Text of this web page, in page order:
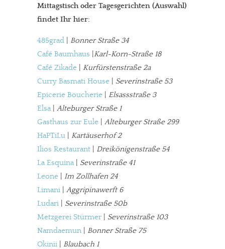
Mittagstisch oder Tagesgerichten (Auswahl)
findet Ihr hier:
485grad
Bonner Straße 34
Café Baumhaus Karl-Korn-Straße 18
Café Zikade
Kurfürstenstraße 2a
Curry Basmati House
Severinstraße 53
Epicerie Boucherie
Elsassstraße 3
Elsa| Alteburger Straße 1
Gasthaus zur Eule
Alteburger Straße 299
HaPTiLu
Kartäuserhof 2
Ilios Restaurant
Dreikönigenstraße 54
La Esquina| Severinstraße 41
Leone
Im Zollhafen 24
Limani
Aggripinawerft 6
Ludari
Severinstraße 50b
Metzgerei Stürmer
Severinstraße 103
Namdaemun
Bonner Straße 75
Okinii
Blaubach 1